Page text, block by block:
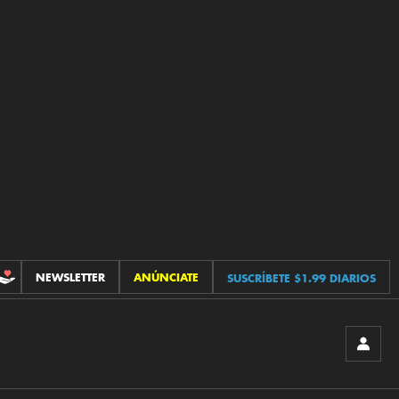
CONTRIBUCIONES
NEWSLETTER ANÚNCIATE SUSCRÍBETE $1.99 DIARIOS